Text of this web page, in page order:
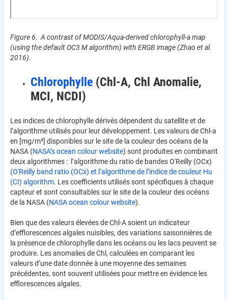
Figure 6. A contrast of MODIS/Aqua-derived chlorophyll-a map
(using the default OC3 M algorithm) with ERGB image (Zhao et al.
2016).
Chlorophylle (Chl-A, Chl Anomalie,
MCI, NCDI)
Les indices de chlorophylle dérivés dépendent du satellite et de
l’algorithme utilisés pour leur développement. Les valeurs de Chl-a
en [mg/m³] disponibles sur le site de la couleur des océans de la
NASA (NASA’s ocean colour website) sont produites en combinant
deux algorithmes : l’algorithme du ratio de bandes O'Reilly (OCx)
(O'Reilly band ratio (OCx) et l’algorithme de l’indice de couleur Hu
(CI) algorithm. Les coefficients utilisés sont spécifiques à chaque
capteur et sont consultables sur le site de la couleur des océans
de la NASA (NASA ocean colour website).
Bien que des valeurs élevées de Chl-A soient un indicateur
d’efflorescences algales nuisibles, des variations saisonnières de
la présence de chlorophylle dans les océans ou les lacs peuvent se
produire. Les anomalies de Chl, calculées en comparant les
valeurs d’une date donnée à une moyenne des semaines
précédentes, sont souvent utilisées pour mettre en évidence les
efflorescences algales.